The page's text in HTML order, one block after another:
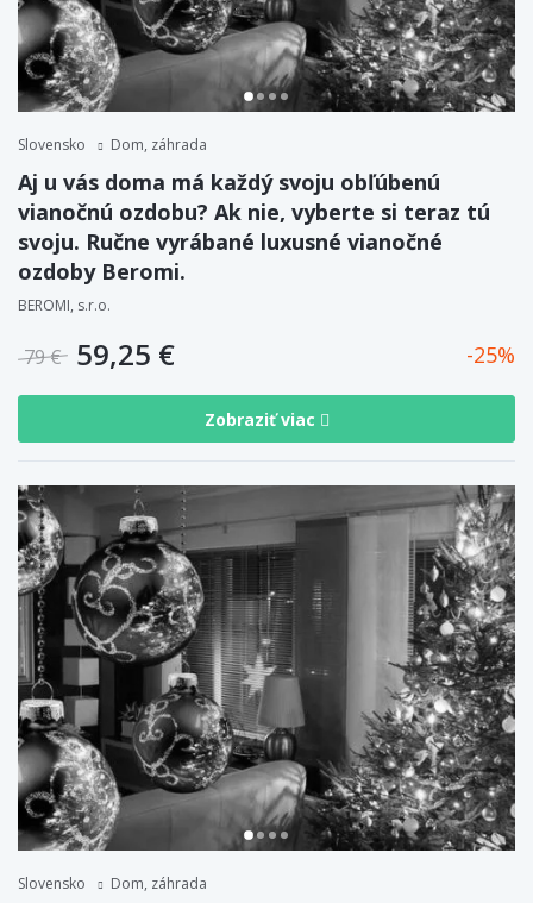
Slovensko Dom, záhrada
Aj u vás doma má každý svoju obľúbenú
vianočnú ozdobu? Ak nie, vyberte si teraz tú
svoju. Ručne vyrábané luxusné vianočné
ozdoby Beromi.
BEROMI, s.r.o.
79 € 59,25 € 25
Zobraziť viac
Slovensko Dom, záhrada